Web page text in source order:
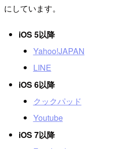
にしています。
iOS 5以降
Yahoo!JAPAN
LINE
iOS 6以降
クックパッド
Youtube
iOS 7以降